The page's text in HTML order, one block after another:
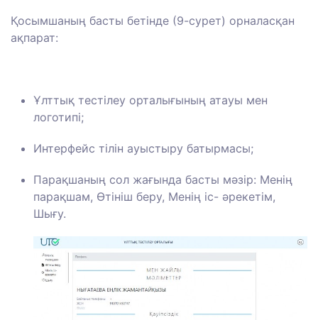
Қосымшаның басты бетінде (9-сурет) орналасқан
ақпарат:
Ұлттық тестілеу орталығының атауы мен
логотипі;
Интерфейс тілін ауыстыру батырмасы;
Парақшаның сол жағында басты мәзір: Менің
парақшам, Өтініш беру, Менің іс- әрекетім,
Шығу.